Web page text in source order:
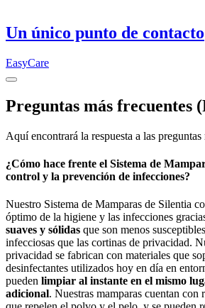
Un único punto de contacto
EasyCare
Preguntas más frecuentes
Aquí encontrará la respuesta a las preguntas
¿Cómo hace frente el Sistema de
control y la prevención de infecciones?
Nuestro Sistema de Mamparas de Silentia
óptimo de la higiene y las infecciones
suaves y sólidas que son menos
infecciosas que las cortinas de privacidad.
privacidad se fabrican con materiales que
desinfectantes utilizados hoy en día en
pueden limpiar al instante en el mismo
adicional. Nuestras mamparas cuentan con